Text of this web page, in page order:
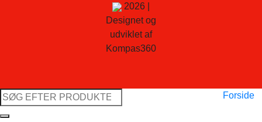
2026 |
Designet og
udviklet af
Kompas360
Søg
efter:
Forside